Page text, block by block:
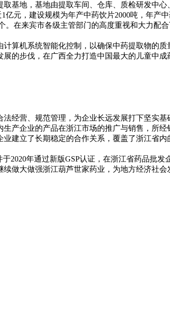
基地，基地由提取车间、仓库、质检研发中
元，建设规模为年产中药饮片2000吨，年产
在来宾市各级主管部门的高度重视和大力配
算机系统智能化控制，以确保中药提取物的
的步伐，在广西全力打造中国最大的儿童中
经营、规范管理，为企业长远发展打下坚实基
产企业的产品在浙江市场的推广与销售，所
建立了长期稳定的合作关系，覆盖了浙江省
年通过新版GSP认证，在浙江省药品批发
做大做强浙江葫芦世家药业，为地方经济社会